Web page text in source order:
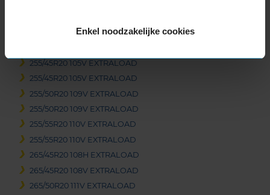
Enkel noodzakelijke cookies
245/45R20 103V EXTRALOAD
255/45R20 105V EXTRALOAD
255/45R20 105V EXTRALOAD
255/50R20 109V EXTRALOAD
255/50R20 109V EXTRALOAD
255/55R20 110V EXTRALOAD
255/55R20 110V EXTRALOAD
265/45R20 108H EXTRALOAD
265/45R20 108V EXTRALOAD
265/50R20 111V EXTRALOAD